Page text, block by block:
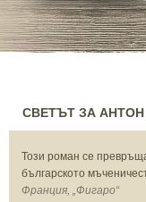
СВЕТЪТ ЗА
Този роман се
българското
Франция, „Фигаро“